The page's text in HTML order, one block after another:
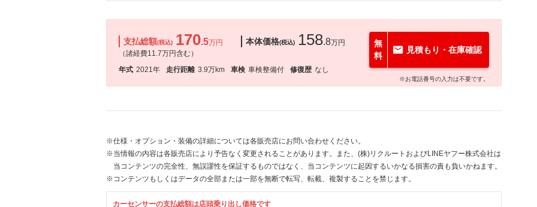
支払総額(税込) 170.5万円
（諸経費11.7万円含む）
本体価格(税込) 158.8万円
年式 2021年 走行距離 3.9万km 車検 車検整備付 修復歴 なし
無
料
見積もり・在庫確認
※お電話番号の入力は不要です。
※仕様・オプション・装備の詳細については各販売店にお問い合わせください。
※当情報の内容は各販売店により予告なく変更されることがあります。また、(株)リクルートおよびLINEヤフー株式会社は
当コンテンツの完全性、無誤謬性を保証するものではなく、当コンテンツに起因するいかなる損害の責も負いかねます。
※コンテンツもしくはデータの全部または一部を無断で転写、転載、複製することを禁じます。
カーセンサーの支払総額は店頭乗り出し価格です